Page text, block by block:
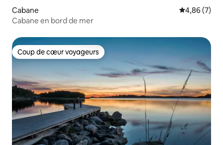
Cabane Évaluation
4,86 (7)
Cabane en bord de mer
Coup de cœur voyageurs
Coup de cœur voyageurs